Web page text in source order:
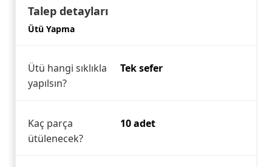
Talep detayları
Ütü Yapma
Ütü hangi sıklıkla
yapılsın?
Tek sefer
Kaç parça
ütülenecek?
10 adet